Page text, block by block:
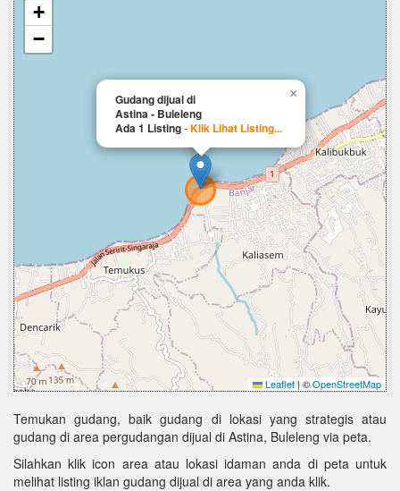
Gudang dijual di
Astina - Buleleng
Ada 1 Listing-Klik Lihat Listing...
×
+
−
Leaflet|©OpenStreetMap
Temukan gudang, baik gudang di lokasi yang strategis atau
gudang di area pergudangan dijual di Astina, Buleleng via peta.
Silahkan klik icon area atau lokasi idaman anda di peta untuk
melihat listing iklan gudang dijual di area yang anda klik.